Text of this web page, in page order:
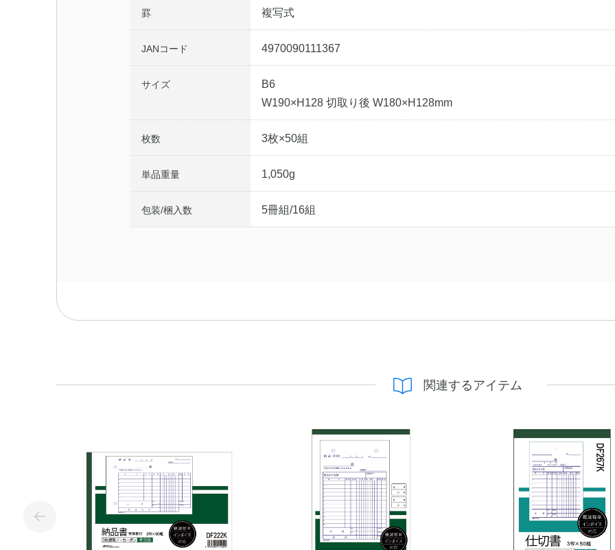
罫 複写式
JANコード 4970090111367
サイズ
B6
W190×H128 切取り後 W180×H128mm
枚数 3枚×50組
単品重量 1,050g
包装/梱入数 5冊組/16組
関連するアイテム